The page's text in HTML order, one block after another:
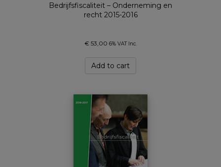
Bedrijfsfiscaliteit – Onderneming en
recht 2015-2016
€ 53,00 6% VAT Inc.
Add to cart